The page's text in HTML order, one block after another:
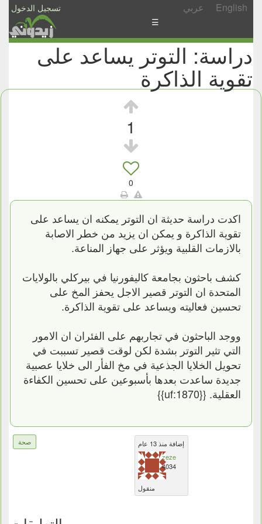
تسجيل الدخول عربي English
الأخبار
الأسئلة
والمشاركات
☰
دراسة: التوتر يساعد على
تقوية الذاكرة
1
0
اكدت دراسة حديثة ان التوتر يمكنه ان يساعد على
تقوية الذاكرة و يمكن ان يزيد من خطر الاصابة
بالازمات القلبية ويؤثر على جهاز المناعة.
كشف باحثون بجامعة كاليفورنيا في بيركلي بالولايات
المتحدة ان التوتر قصير الاجل يحفز المخ على
تحسين فعاليته ويساعد على تقوية الذاكرة.
ووجد الباحثون في تجاربهم على الفئران ان الامور
التي تثير التوتر بشدة لكن لوقت قصير تسببت في
تحويل الخلايا الجذعية في مخ الفأر الى خلايا عصبية
جديدة ساعدت بعدها بأسبوعين على تحسين الكفاءة
العقلية. {{uf:1870}}
صحة
إضافة منذ 13 عام
zeze
4034
منقول